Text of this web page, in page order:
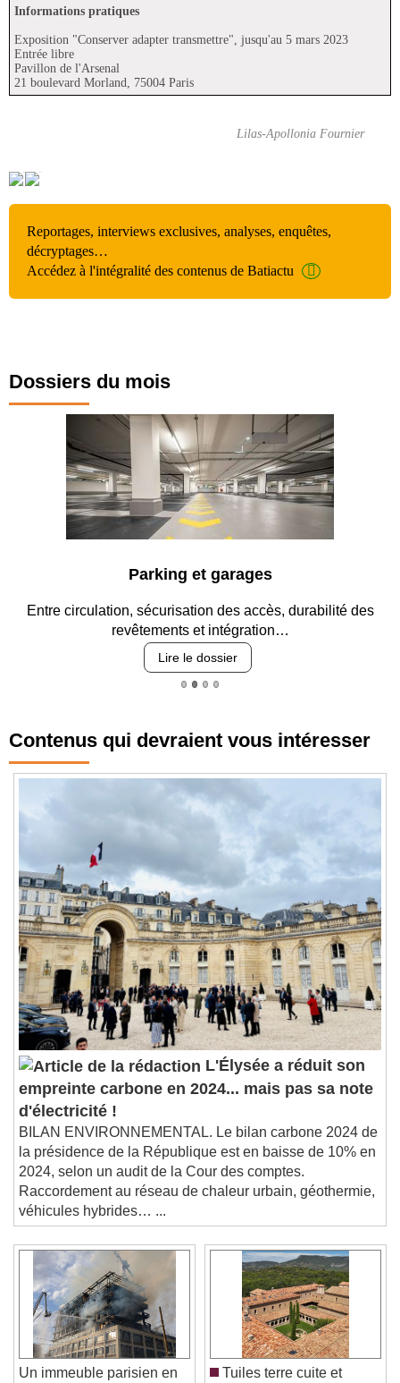
Informations pratiques
Exposition "Conserver adapter transmettre", jusqu'au 5 mars 2023
Entrée libre
Pavillon de l'Arsenal
21 boulevard Morland, 75004 Paris
Lilas-Apollonia Fournier
Reportages, interviews exclusives, analyses, enquêtes,
décryptages…
Accédez à l'intégralité des contenus de Batiactu
Dossiers du mois
Parking et garages
Entre circulation, sécurisation des accès, durabilité des
revêtements et intégration…
Lire le dossier
Contenus qui devraient vous intéresser
L'Élysée a réduit son
empreinte carbone en 2024... mais pas sa note
d'électricité !
BILAN ENVIRONNEMENTAL. Le bilan carbone 2024 de
la présidence de la République est en baisse de 10% en
2024, selon un audit de la Cour des comptes.
Raccordement au réseau de chaleur urbain, géothermie,
véhicules hybrides… ...
Un immeuble parisien en
Tuiles terre cuite et